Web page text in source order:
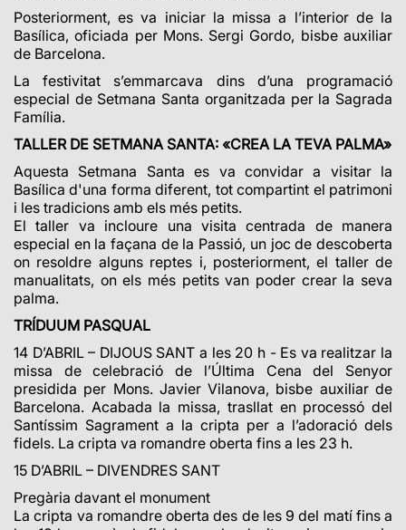
Posteriorment, es va iniciar la missa a l’interior de la
Basílica,oficiada per Mons. Sergi Gordo, bisbe auxiliar
de Barcelona.
La festivitat s’emmarcava dins d’una programació
especial de Setmana Santa organitzada per la Sagrada
Família.
TALLER DE SETMANA SANTA: «CREA LA TEVA PALMA»
Aquesta Setmana Santa es va convidar a visitar la
Basílica d'una forma diferent, tot compartint el patrimoni
i les tradicions amb els més petits.
El taller va incloure una visita centrada de manera
especial en la façana de la Passió, un joc de descoberta
on resoldre alguns reptes i, posteriorment, el taller de
manualitats, on els més petits van poder crear la seva
palma.
TRÍDUUM PASQUAL
14 D’ABRIL – DIJOUS SANT a les 20 h - Es va realitzar la
missa de celebració de l’Última Cena del Senyor
presidida per Mons. Javier Vilanova, bisbe auxiliar de
Barcelona. Acabada la missa, trasllat en processó del
Santíssim Sagrament a la cripta per a l’adoració dels
fidels. La cripta va romandre oberta fins a les 23 h.
15 D’ABRIL – DIVENDRES SANT
Pregària davant el monument
La cripta va romandre oberta des de les 9 del matí fins a